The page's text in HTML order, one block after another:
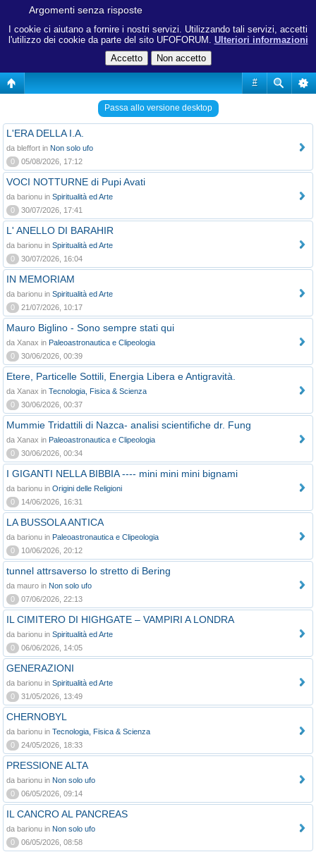
I cookie ci aiutano a fornire i nostri servizi. Utilizzando tali servizi, accetti
l'utilizzo dei cookie da parte del sito UFOFORUM. Ulteriori informazioni
#
Argomenti senza risposte
Passa allo versione desktop
L'ERA DELLA I.A.
da bleffort in Non solo ufo
0
05/08/2026, 17:12
VOCI NOTTURNE di Pupi Avati
da barionu in Spiritualità ed Arte
0
30/07/2026, 17:41
L' ANELLO DI BARAHIR
da barionu in Spiritualità ed Arte
0
30/07/2026, 16:04
IN MEMORIAM
da barionu in Spiritualità ed Arte
0
21/07/2026, 10:17
Mauro Biglino - Sono sempre stati qui
da Xanax in Paleoastronautica e Clipeologia
0
30/06/2026, 00:39
Etere, Particelle Sottili, Energia Libera e Antigravità.
da Xanax in Tecnologia, Fisica & Scienza
0
30/06/2026, 00:37
Mummie Tridattili di Nazca- analisi scientifiche dr. Fung
da Xanax in Paleoastronautica e Clipeologia
0
30/06/2026, 00:34
I GIGANTI NELLA BIBBIA ---- mini mini mini bignami
da barionu in Origini delle Religioni
0
14/06/2026, 16:31
LA BUSSOLA ANTICA
da barionu in Paleoastronautica e Clipeologia
0
10/06/2026, 20:12
tunnel attrsaverso lo stretto di Bering
da mauro in Non solo ufo
0
07/06/2026, 22:13
IL CIMITERO DI HIGHGATE – VAMPIRI A LONDRA
da barionu in Spiritualità ed Arte
0
06/06/2026, 14:05
GENERAZIONI
da barionu in Spiritualità ed Arte
0
31/05/2026, 13:49
CHERNOBYL
da barionu in Tecnologia, Fisica & Scienza
0
24/05/2026, 18:33
PRESSIONE ALTA
da barionu in Non solo ufo
0
06/05/2026, 09:14
IL CANCRO AL PANCREAS
da barionu in Non solo ufo
0
06/05/2026, 08:58